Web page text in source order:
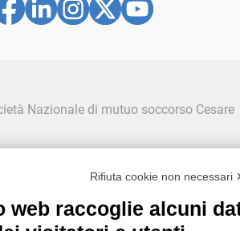
Nazionale di mutuo soccorso Cesare
n° C100040
48 - 20124 Milano |
Rifiuta cookie non necessari
web raccoglie alcuni